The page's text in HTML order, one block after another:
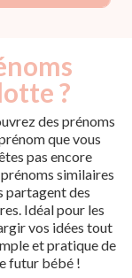
?
des prénoms
que vous
pas encore
similaires
partagent des
Idéal pour les
vos idées tout
et pratique de
futur bébé !